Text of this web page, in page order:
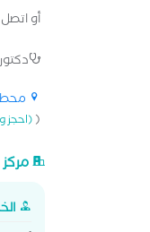
أو
((احجز